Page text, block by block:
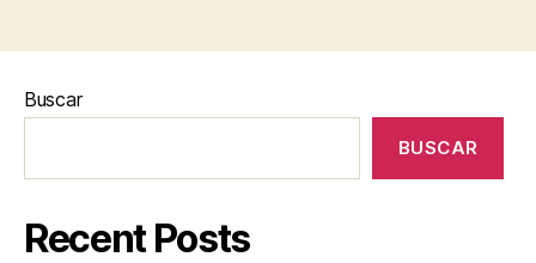
Buscar
BUSCAR
Recent Posts